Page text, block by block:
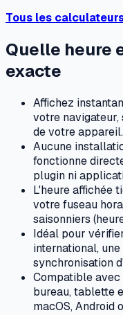
Tous les
Quelle heure
exacte
Affichez
votre
de votre appareil.
Aucune
fonctionne
plugin ni
L'heure affichée
votre fuseau
saisonniers
Idéal pour
international,
synchronisation
Compatible
bureau, tablette
macOS, Android